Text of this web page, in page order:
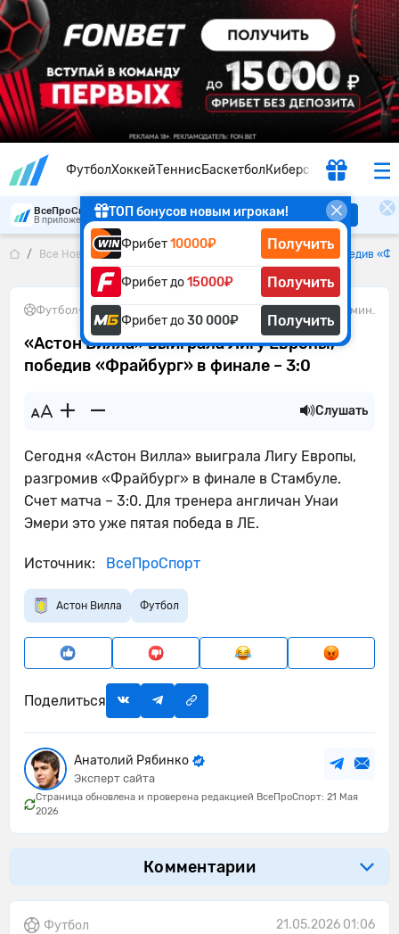
ФутболХоккейТеннисБаскетболКиберспорт
ТОП бонусов новым игрокам!
Фрибет10000₽ Получить
Фрибет до15000₽ Получить
Фрибет до30 000₽ Получить
ВсеПроСпорт
В приложении удобнее Скачать
Все Новости «Астон Вилла» выиграла Лигу Европы, победив
Футбол• 21.05.2026 4 мин.
«Астон Вилла» выиграла Лигу Европы,
победив «Фрайбург» в финале – 3:0
Слушать
Сегодня «Астон Вилла» выиграла Лигу Европы,
разгромив «Фрайбург» в финале в Стамбуле.
Счет матча – 3:0. Для тренера англичан Унаи
Эмери это уже пятая победа в ЛЕ.
Источник: ВсеПроСпорт
Астон Вилла Футбол
Поделиться
Анатолий Рябинко
Эксперт сайта
Страница обновлена и проверена редакцией ВсеПроСпорт: 21 Мая
2026
Комментарии
Футбол 21.05.2026 01:06